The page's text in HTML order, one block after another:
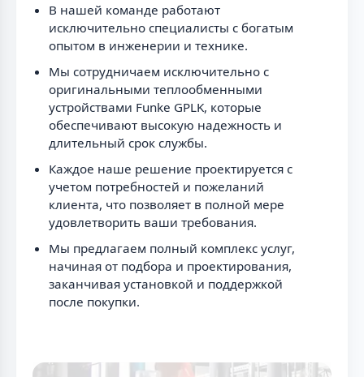
В нашей команде работают
исключительно специалисты с богатым
опытом в инженерии и технике.
Мы сотрудничаем исключительно с
оригинальными теплообменными
устройствами Funke GPLK, которые
обеспечивают высокую надежность и
длительный срок службы.
Каждое наше решение проектируется с
учетом потребностей и пожеланий
клиента, что позволяет в полной мере
удовлетворить ваши требования.
Мы предлагаем полный комплекс услуг,
начиная от подбора и проектирования,
заканчивая установкой и поддержкой
после покупки.